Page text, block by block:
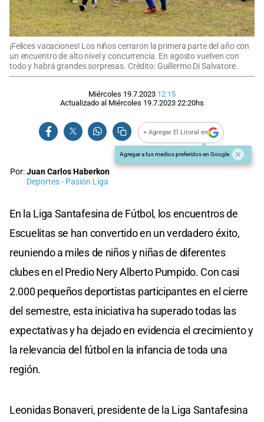
¡Felices vacaciones! Los niños cerraron la primera parte del año con
un encuentro de alto nivel y concurrencia. En agosto vuelven con
todo y habrá grandes sorpresas. Crédito: Guillermo Di Salvatore.
Miércoles 19.7.2023 12:15
Actualizado al Miércoles 19.7.2023 22:20hs
+ Agregar El Litoral en
Agregar a tus medios preferidos en Google
Por:Juan Carlos Haberkon
Deportes - Pasión Liga
En la Liga Santafesina de Fútbol, los encuentros de
Escuelitas se han convertido en un verdadero éxito,
reuniendo a miles de niños y niñas de diferentes
clubes en el Predio Nery Alberto Pumpido. Con casi
2.000 pequeños deportistas participantes en el cierre
del semestre, esta iniciativa ha superado todas las
expectativas y ha dejado en evidencia el crecimiento y
la relevancia del fútbol en la infancia de toda una
región.
Leonidas Bonaveri, presidente de la Liga Santafesina